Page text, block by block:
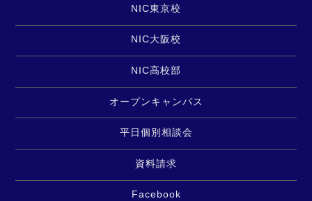
NIC東京校
NIC大阪校
NIC高校部
オープンキャンパス
平日個別相談会
資料請求
Facebook